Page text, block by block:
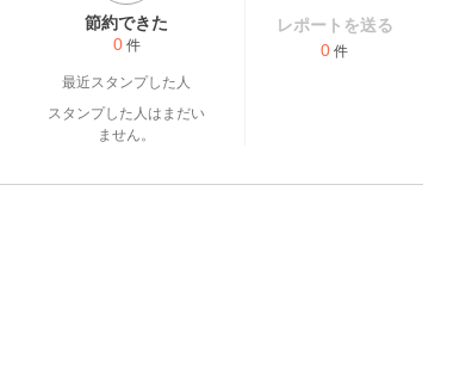
節約できた
0 件
最近スタンプした人
スタンプした人はまだい
ません。
レポートを送る
0 件